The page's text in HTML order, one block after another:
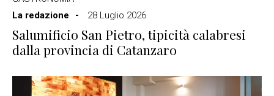
La redazione
28 Luglio 2026
Salumificio San Pietro, tipicità calabresi
dalla provincia di Catanzaro